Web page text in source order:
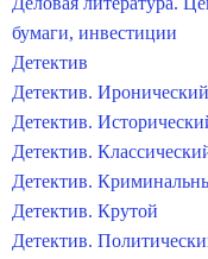
бумаги, инвестиции
Детектив
Детектив. Иронический
Детектив.
Детектив.
Детектив.
Детектив. Крутой
Детектив.